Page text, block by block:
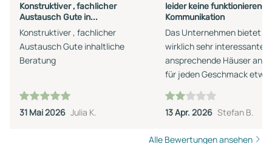
Konstruktiver , fachlicher
Austausch Gute in...
Konstruktiver , fachlicher
Austausch Gute inhaltliche
Beratung
31 Mai 2026 Julia K.
leider keine funktionierende
Kommunikation
Das Unternehmen bietet
wirklich sehr interessante
ansprechende Häuser an,
für jeden Geschmack
übersichtlich und
aufgebaut und auch an der
13 Apr. 2026 Stefan B.
Alle Bewertungen ansehen